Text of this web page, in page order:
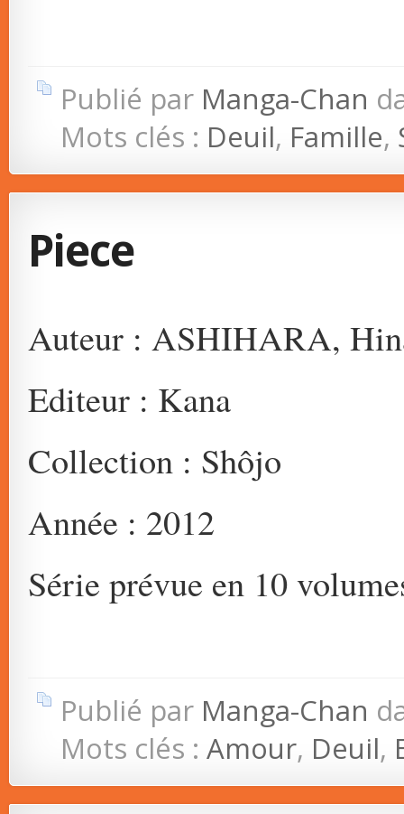
Publié par Manga-Chan
Mots clés : Deuil, Famille,
Piece
Auteur : ASHIHARA,
Editeur : Kana
Collection : Shôjo
Année : 2012
Série prévue en 10
Publié par Manga-Chan
Mots clés : Amour, Deuil,